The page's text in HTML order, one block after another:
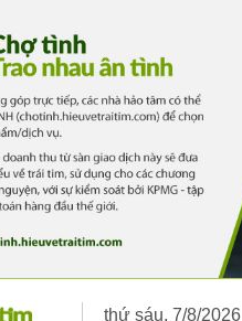
thứ sáu, 7/8/2026